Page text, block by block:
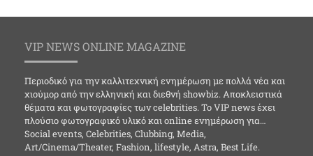
VIP NEWS ONLINE MAGAZINE
Περιοδικό για την καλλιτεχνική ενημέρωση με πολλά νέα και
χιούμορ από την ελληνική και διεθνή showbiz. Αποκλειστικά
θέματα και φωτογραφίες των celebrities. Το VIP news έχει
πλούσιο φωτογραφικό υλικό και online ενημέρωση για…
Social events, Celebrities, Clubbing, Media,
Art/Cinema/Theater, Fashion, lifestyle, Astra, Best Life.